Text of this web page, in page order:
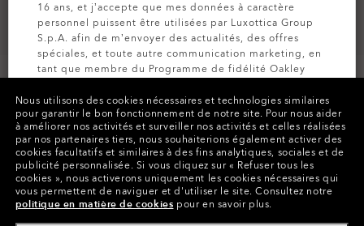
Couleurs (5) MontureSatin Black
Taille: XL (139mm)-Cette taille convient à la
plupart des personnes.
Nous utilisons des cookies nécessaires et technologies similaires
pour garantir le bon fonctionnement de notre site. Pour nous aider
à améliorer nos activités et surveiller nos activités et celles réalisées
par nos partenaires tiers, nous souhaiterions également activer des
cookies facultatifs et similaires à des fins analytiques, sociales et de
publicité personnalisée. Si vous cliquez sur « Refuser tous les
cookies », nous activerons uniquement les cookies nécessaires qui
vous permettent de naviguer et d'utiliser le site. Consultez notre
politique en matière de cookies pour en savoir plus.
16 ans, et j’accepte que mes données à caractère
personnel puissent être utilisées par Luxottica Group
S.p.A. afin de m’envoyer des actualités, des offres
spéciales, et toute autre communication marketing, en
tant que membre du Programme de fidélité Oakley
de Confidentialitépour plus d’informations).
INSCRIVEZ-VOUS